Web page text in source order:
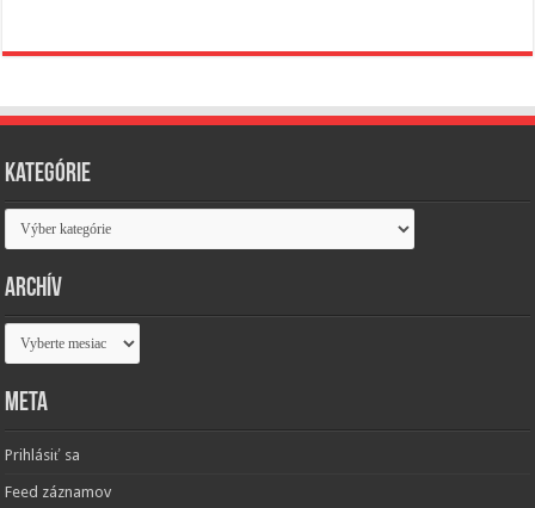
Kategórie
Kategórie
Archív
Archív
Meta
Prihlásiť sa
Feed záznamov